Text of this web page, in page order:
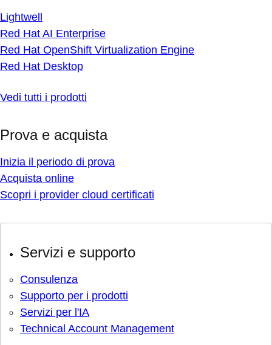
Lightwell
Red Hat AI Enterprise
Red Hat OpenShift Virtualization Engine
Red Hat Desktop
Vedi tutti i prodotti
Prova e acquista
Inizia il periodo di prova
Acquista online
Scopri i provider cloud certificati
Servizi e supporto
Consulenza
Supporto per i prodotti
Servizi per l'IA
Technical Account Management